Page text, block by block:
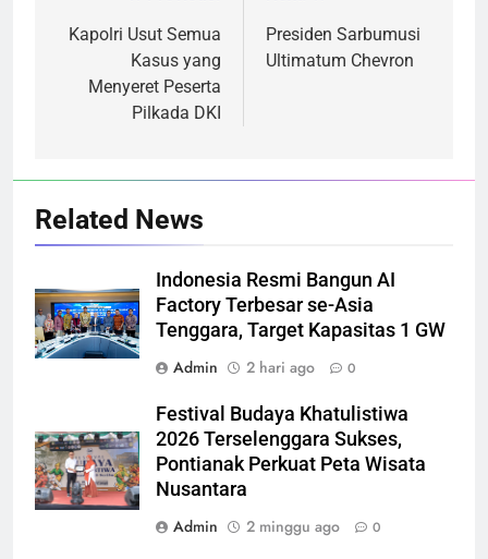
pos
Kapolri Usut Semua
Kasus yang
Menyeret Peserta
Pilkada DKI
Presiden Sarbumusi
Ultimatum Chevron
Related News
Indonesia Resmi Bangun AI
Factory Terbesar se-Asia
Tenggara, Target Kapasitas 1 GW
Admin
2 hari ago 0
Festival Budaya Khatulistiwa
2026 Terselenggara Sukses,
Pontianak Perkuat Peta Wisata
Nusantara
Admin
2 minggu ago 0